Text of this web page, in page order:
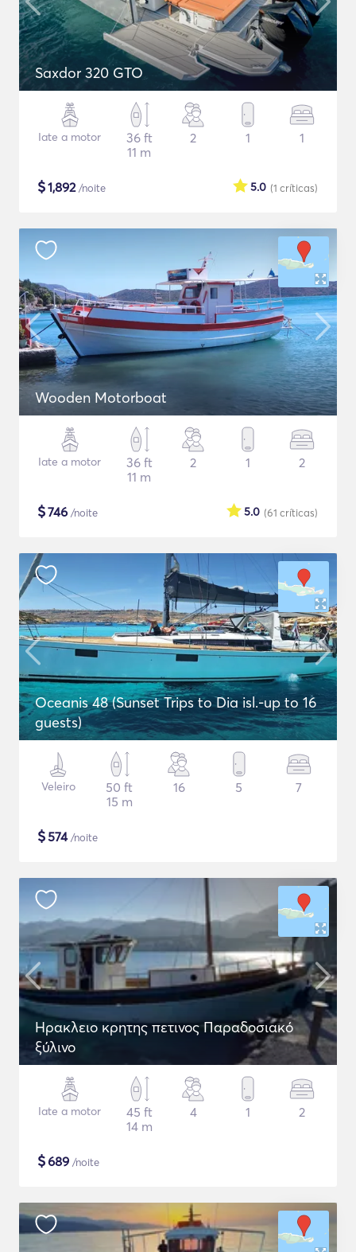
Saxdor 320 GTO
Iate a motor
36 ft
11 m
2 1 1
$1,892/noite (1 críticas)
5.0
Wooden Motorboat
Iate a motor
36 ft
11 m
2 1 2
$746 /noite (61 críticas)
5.0
Oceanis 48 (Sunset Trips to Dia isl.-up to 16
guests)
Veleiro
50 ft
15 m
16 5 7
$574/noite
Ηρακλειο κρητης πετινος Παραδοσιακό
ξύλινο
Iate a motor
45 ft
14 m
4 1 2
$689 /noite